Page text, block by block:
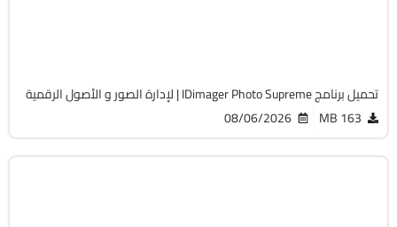
تحميل برنامج IDimager Photo Supreme | لإدارة الصور و الأصول الرقمية
163 MB
08/06/2026